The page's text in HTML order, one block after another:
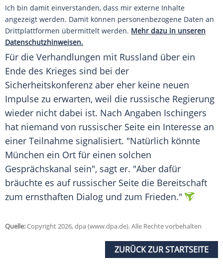
Ich bin damit einverstanden, dass mir externe Inhalte
angezeigt werden. Damit können personenbezogene Daten an
Drittplattformen übermittelt werden. Mehr dazu in unseren
Datenschutzhinweisen.
Für die Verhandlungen mit Russland über ein
Ende des Krieges sind bei der
Sicherheitskonferenz aber eher keine neuen
Impulse zu erwarten, weil die russische Regierung
wieder nicht dabei ist. Nach Angaben Ischingers
hat niemand von russischer Seite ein Interesse an
einer Teilnahme signalisiert. "Natürlich könnte
München ein Ort für einen solchen
Gesprächskanal sein", sagt er. "Aber dafür
bräuchte es auf russischer Seite die Bereitschaft
zum ernsthaften Dialog und zum Frieden."
Quelle:Copyright 2026, dpa (www.dpa.de). Alle Rechte vorbehalten
ZURÜCK ZUR STARTSEITE